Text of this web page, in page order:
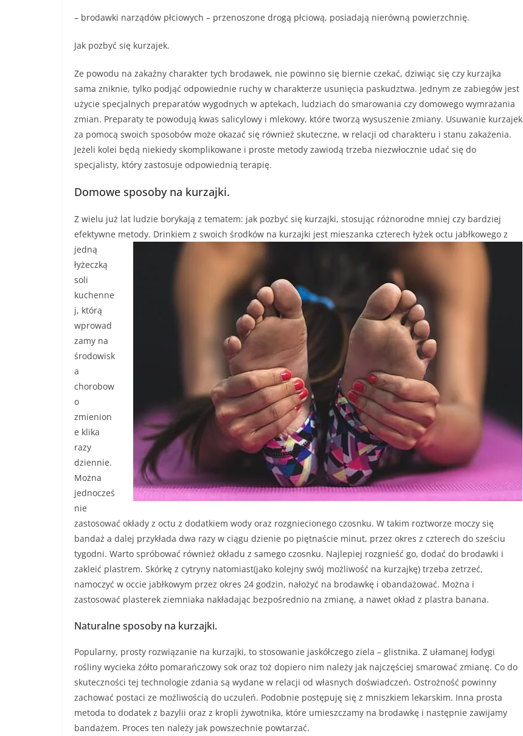
– brodawki narządów płciowych – przenoszone drogą płciową, posiadają nierówną powierzchnię.
Jak pozbyć się kurzajek.
Ze powodu na zakaźny charakter tych brodawek, nie powinno się biernie czekać, dziwiąc się czy kurzajka
sama zniknie, tylko podjąć odpowiednie ruchy w charakterze usunięcia paskudztwa. Jednym ze zabiegów jest
użycie specjalnych preparatów wygodnych w aptekach, ludziach do smarowania czy domowego wymrażania
zmian. Preparaty te powodują kwas salicylowy i mlekowy, które tworzą wysuszenie zmiany. Usuwanie kurzajek
za pomocą swoich sposobów może okazać się również skuteczne, w relacji od charakteru i stanu zakażenia.
Jeżeli kolei będą niekiedy skomplikowane i proste metody zawiodą trzeba niezwłocznie udać się do
specjalisty, który zastosuje odpowiednią terapię.
Domowe sposoby na kurzajki.
Z wielu już lat ludzie borykają z tematem: jak pozbyć się kurzajki, stosując różnorodne mniej czy bardziej
efektywne metody. Drinkiem z swoich środków na kurzajki jest mieszanka czterech łyżek octu jabłkowego z
jedną
łyżeczką
soli
kuchenne
j, którą
wprowad
zamy na
środowisk
a
chorobow
o
zmienion
e klika
razy
dziennie.
Można
jednocześ
nie
zastosować okłady z octu z dodatkiem wody oraz rozgniecionego czosnku. W takim roztworze moczy się
bandaż a dalej przykłada dwa razy w ciągu dzienie po piętnaście minut, przez okres z czterech do sześciu
tygodni. Warto spróbować również okładu z samego czosnku. Najlepiej rozgnieść go, dodać do brodawki i
zakleić plastrem. Skórkę z cytryny natomiast(jako kolejny swój możliwość na kurzajkę) trzeba zetrzeć,
namoczyć w occie jabłkowym przez okres 24 godzin, nałożyć na brodawkę i obandażować. Można i
zastosować plasterek ziemniaka nakładając bezpośrednio na zmianę, a nawet okład z plastra banana.
Naturalne sposoby na kurzajki.
Popularny, prosty rozwiązanie na kurzajki, to stosowanie jaskółczego ziela – glistnika. Z ułamanej łodygi
rośliny wycieka żółto pomarańczowy sok oraz toż dopiero nim należy jak najczęściej smarować zmianę. Co do
skuteczności tej technologie zdania są wydane w relacji od własnych doświadczeń. Ostrożność powinny
zachować postaci ze możliwością do uczuleń. Podobnie postępuję się z mniszkiem lekarskim. Inna prosta
metoda to dodatek z bazylii oraz z kropli żywotnika, które umieszczamy na brodawkę i następnie zawijamy
bandażem. Proces ten należy jak powszechnie powtarzać.